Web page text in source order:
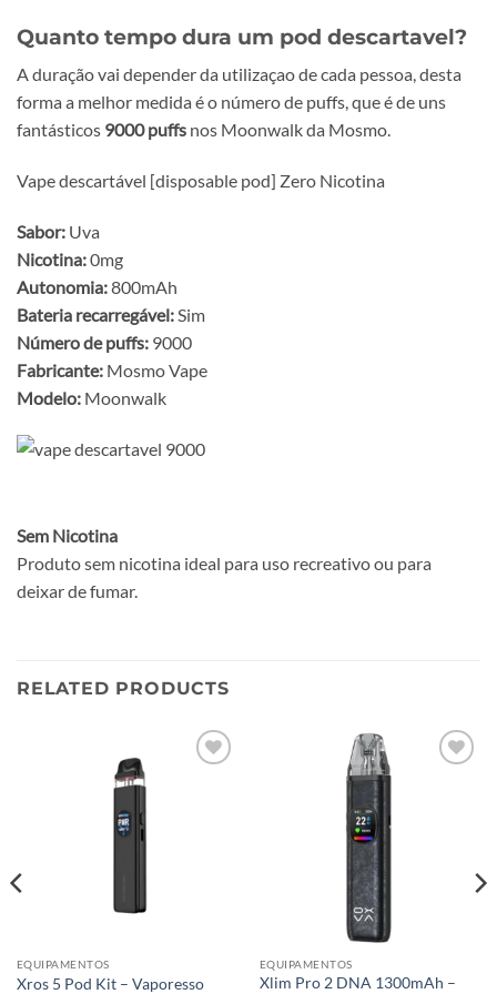
Quanto tempo dura um pod descartavel?
A duração vai depender da utilizaçao de cada pessoa, desta
forma a melhor medida é o número de puffs, que é de uns
fantásticos 9000 puffs nos Moonwalk da Mosmo.
Vape descartável [disposable pod] Zero Nicotina
Sabor: Uva
Nicotina:0mg
Autonomia:800mAh
Bateria recarregável:Sim
Número de puffs: 9000
Fabricante: Mosmo Vape
Modelo: Moonwalk
Sem Nicotina
Produto sem nicotina ideal para uso recreativo ou para
deixar de fumar.
RELATED PRODUCTS
EQUIPAMENTOS
Xros 5 Pod Kit – Vaporesso
EQUIPAMENTOS
Xlim Pro 2 DNA 1300mAh –